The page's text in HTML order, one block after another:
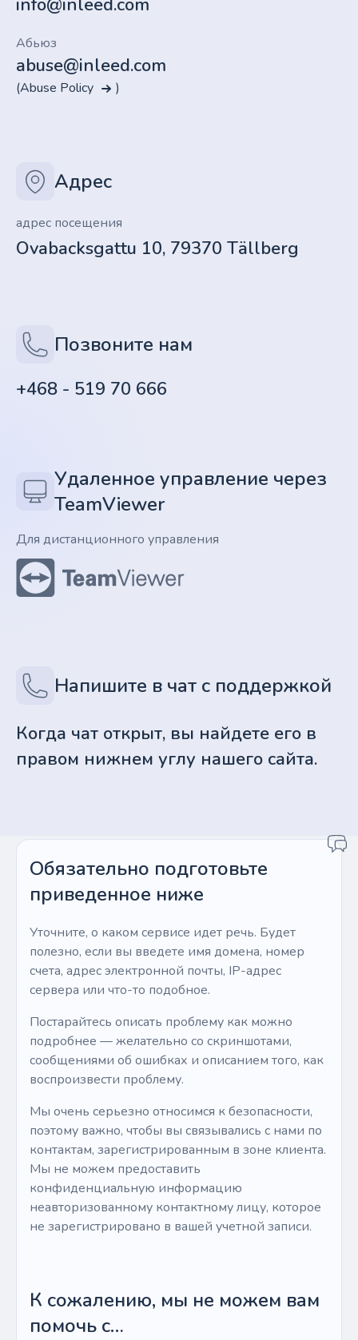
info@inleed.com
Абьюз
abuse@inleed.com
(Abuse Policy )
Адрес
адрес посещения
Ovabacksgattu 10, 79370 Tällberg
Позвоните нам
+468 - 519 70 666
Удаленное управление через
TeamViewer
Для дистанционного управления
Напишите в чат с поддержкой
Когда чат открыт, вы найдете его в
правом нижнем углу нашего сайта.
Обязательно подготовьте
приведенное ниже
Уточните, о каком сервисе идет речь. Будет
полезно, если вы введете имя домена, номер
счета, адрес электронной почты, IP-адрес
сервера или что-то подобное.
Постарайтесь описать проблему как можно
подробнее — желательно со скриншотами,
сообщениями об ошибках и описанием того, как
воспроизвести проблему.
Мы очень серьезно относимся к безопасности,
поэтому важно, чтобы вы связывались с нами по
контактам, зарегистрированным в зоне клиента.
Мы не можем предоставить
конфиденциальную информацию
неавторизованному контактному лицу, которое
не зарегистрировано в вашей учетной записи.
К сожалению, мы не можем вам
помочь с…